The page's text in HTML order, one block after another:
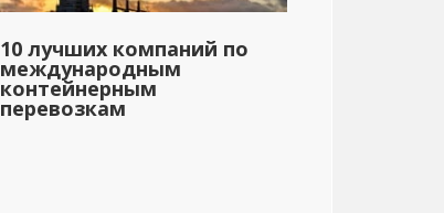
10 лучших компаний по
международным
контейнерным
перевозкам